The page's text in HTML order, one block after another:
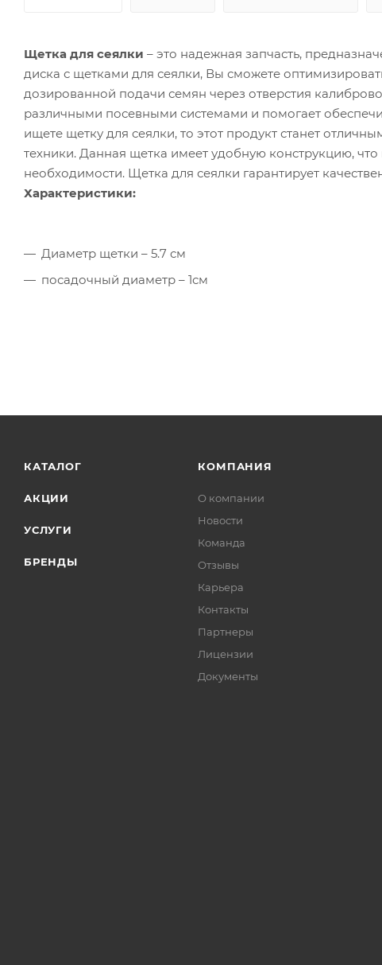
Щетка для сеялки – это надежная запчасть,
диска с щетками для сеялки, Вы сможете
дозированной подачи семян через отверстия
различными посевными системами и помогает
ищете щетку для сеялки, то этот продукт станет
техники. Данная щетка имеет удобную конструкцию, что
необходимости. Щетка для сеялки гарантирует
Характеристики:
Диаметр щетки – 5.7 см
посадочный диаметр – 1см
КАТАЛОГ
АКЦИИ
УСЛУГИ
БРЕНДЫ
КОМПАНИЯ
О компании
Новости
Команда
Отзывы
Карьера
Контакты
Партнеры
Лицензии
Документы